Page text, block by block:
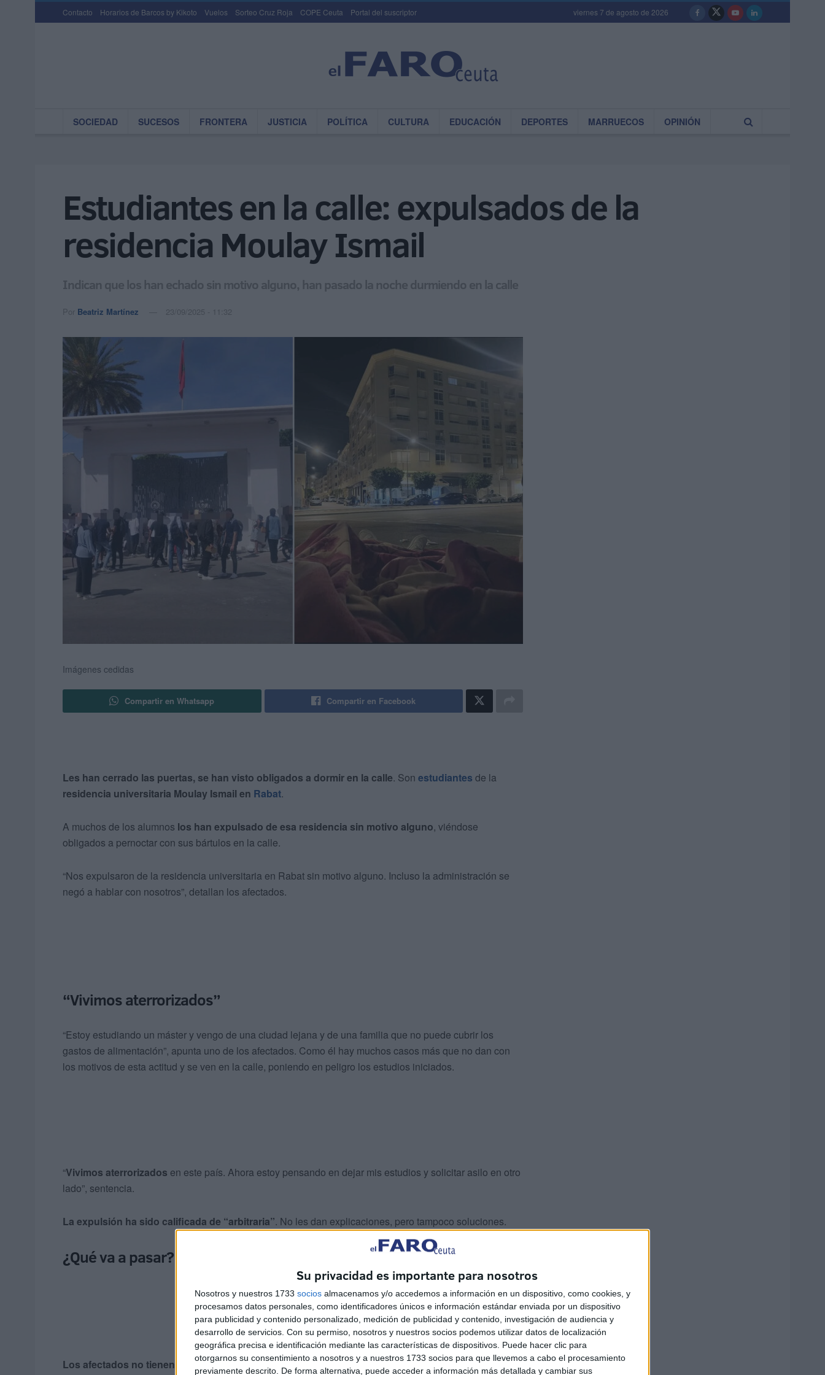
Su privacidad es importante para nosotros
Nosotros y nuestros 1733 socios almacenamos y/o accedemos a información en un dispositivo, como cookies, y
procesamos datos personales, como identificadores únicos e información estándar enviada por un dispositivo
para publicidad y contenido personalizado, medición de publicidad y contenido, investigación de audiencia y
desarrollo de servicios. Con su permiso, nosotros y nuestros socios podemos utilizar datos de localización
geográfica precisa e identificación mediante las características de dispositivos. Puede hacer clic para
otorgarnos su consentimiento a nosotros y a nuestros 1733 socios para que llevemos a cabo el procesamiento
previamente descrito. De forma alternativa, puede acceder a información más detallada y cambiar sus
Contacto Horarios de Barcos by Kikoto Vuelos Sorteo Cruz Roja COPE Ceuta Portal del suscriptor viernes 7 de agosto de 2026
SOCIEDAD SUCESOS FRONTERA JUSTICIA POLÍTICA CULTURA EDUCACIÓN DEPORTES MARRUECOS OPINIÓN
Estudiantes en la calle: expulsados de la
residencia Moulay Ismail
Indican que los han echado sin motivo alguno, han pasado la noche durmiendo en la calle
Por Beatriz Martínez 23/09/2025 - 11:32
Imágenes cedidas
Compartir en Whatsapp Compartir en Facebook
Les han cerrado las puertas, se han visto obligados a dormir en la calle. Son estudiantes de la
residencia universitaria Moulay Ismail en Rabat.
A muchos de los alumnos los han expulsado de esa residencia sin motivo alguno, viéndose
obligados a pernoctar con sus bártulos en la calle.
“Nos expulsaron de la residencia universitaria en Rabat sin motivo alguno. Incluso la administración se
negó a hablar con nosotros”, detallan los afectados.
“Vivimos aterrorizados”
“Estoy estudiando un máster y vengo de una ciudad lejana y de una familia que no puede cubrir los
gastos de alimentación”, apunta uno de los afectados. Como él hay muchos casos más que no dan con
los motivos de esta actitud y se ven en la calle, poniendo en peligro los estudios iniciados.
“Vivimos aterrorizados en este país. Ahora estoy pensando en dejar mis estudios y solicitar asilo en otro
lado”, sentencia.
La expulsión ha sido calificada de “arbitraria”. No les dan explicaciones, pero tampoco soluciones.
¿Qué va a pasar?
Los afectados no tienen respuestas a su situación, nadie les aconseja ni tampoco indican qué es lo